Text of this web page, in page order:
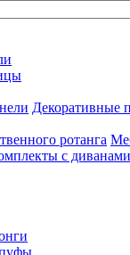
Декоративные
с диванами